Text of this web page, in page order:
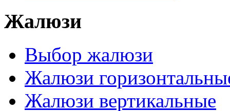
Жалюзи
Выбор жалюзи
Жалюзи
Жалюзи вертикальные